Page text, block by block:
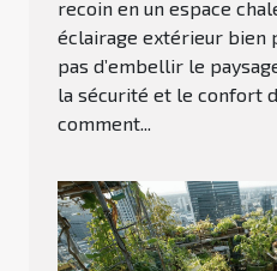
recoin en un espace
éclairage extérieur bien
pas d’embellir le
la sécurité et le confort
comment...